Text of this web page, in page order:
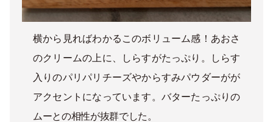
横から見ればわかるこのボリューム感！あおさ
のクリームの上に、しらすがたっぷり。しらす
入りのパリパリチーズやからすみパウダーがが
アクセントになっています。バターたっぷりの
ムーとの相性が抜群でした。